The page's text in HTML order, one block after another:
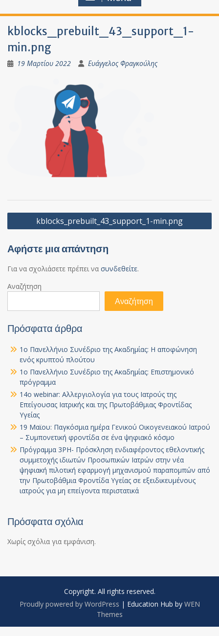
kblocks_prebuilt_43_support_1-
min.png
19 Μαρτίου 2022 Ευάγγελος Φραγκούλης
Πλοήγηση
άρθρων
kblocks_prebuilt_43_support_1-min.png
Αφήστε μια απάντηση
Για να σχολιάσετε πρέπει να συνδεθείτε.
Αναζήτηση
Αναζήτηση
Πρόσφατα άρθρα
1ο Πανελλήνιο Συνέδριο της Ακαδημίας: Η αποφώνηση
ενός κρυπτού πλούτου
1ο Πανελλήνιο Συνέδριο της Ακαδημίας: Επιστημονικό
πρόγραμμα
14ο webinar: Αλλεργιολογία για τους Ιατρούς της
Επείγουσας Ιατρικής και της Πρωτοβάθμιας Φροντίδας
Υγείας
19 Μαϊου: Παγκόσμια ημέρα Γενικού Οικογενειακού Ιατρού
– Συμπονετική φροντίδα σε ένα ψηφιακό κόσμο
Πρόγραμμα 3PH- Πρόσκληση ενδιαφέροντος εθελοντικής
συμμετοχής ιδιωτών Προσωπικών Ιατρών στην νέα
ψηφιακή πιλοτική εφαρμογή μηχανισμού παραπομπών από
την Πρωτοβάθμια Φροντίδα Υγείας σε εξειδικευμένους
ιατρούς για μη επείγοντα περιστατικά
Πρόσφατα σχόλια
Χωρίς σχόλια για εμφάνιση.
Copyright. All rights reserved.
Proudly powered by WordPress | Education Hub by WEN
Themes